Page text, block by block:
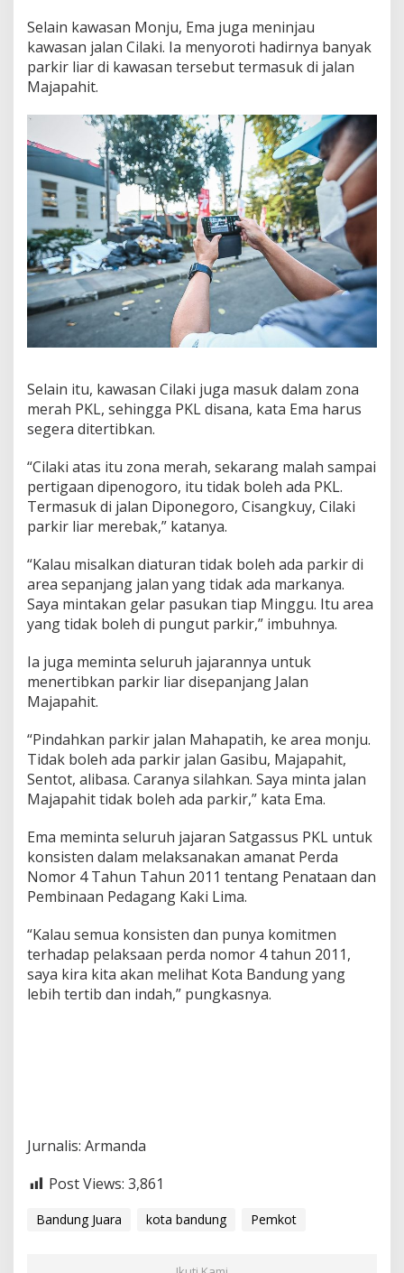
G
a
s
i
Selain kawasan Monju, Ema juga meninjau
kawasan jalan Cilaki. Ia menyoroti hadirnya banyak
parkir liar di kawasan tersebut termasuk di jalan
Majapahit.
Selain itu, kawasan Cilaki juga masuk dalam zona
merah PKL, sehingga PKL disana, kata Ema harus
segera ditertibkan.
“Cilaki atas itu zona merah, sekarang malah sampai
pertigaan dipenogoro, itu tidak boleh ada PKL.
Termasuk di jalan Diponegoro, Cisangkuy, Cilaki
parkir liar merebak,” katanya.
“Kalau misalkan diaturan tidak boleh ada parkir di
area sepanjang jalan yang tidak ada markanya.
Saya mintakan gelar pasukan tiap Minggu. Itu area
yang tidak boleh di pungut parkir,” imbuhnya.
Ia juga meminta seluruh jajarannya untuk
menertibkan parkir liar disepanjang Jalan
Majapahit.
“Pindahkan parkir jalan Mahapatih, ke area monju.
Tidak boleh ada parkir jalan Gasibu, Majapahit,
Sentot, alibasa. Caranya silahkan. Saya minta jalan
Majapahit tidak boleh ada parkir,” kata Ema.
Ema meminta seluruh jajaran Satgassus PKL untuk
konsisten dalam melaksanakan amanat Perda
Nomor 4 Tahun Tahun 2011 tentang Penataan dan
Pembinaan Pedagang Kaki Lima.
“Kalau semua konsisten dan punya komitmen
terhadap pelaksaan perda nomor 4 tahun 2011,
saya kira kita akan melihat Kota Bandung yang
lebih tertib dan indah,” pungkasnya.
Jurnalis: Armanda
Post Views: 3,861
Bandung Juara kota bandung Pemkot